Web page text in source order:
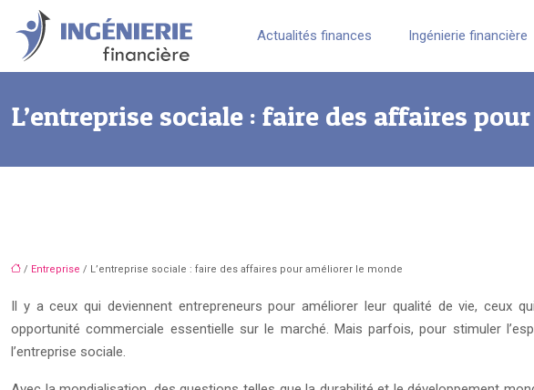
Actualités finances Ingénierie financière
L’entreprise sociale : faire des affaires
/ Entreprise / L’entreprise sociale : faire des affaires pour améliorer le monde
Il y a ceux qui deviennent entrepreneurs pour améliorer leur qualité de vie, ceux
opportunité commerciale essentielle sur le marché. Mais parfois, pour stimuler
l’entreprise sociale.